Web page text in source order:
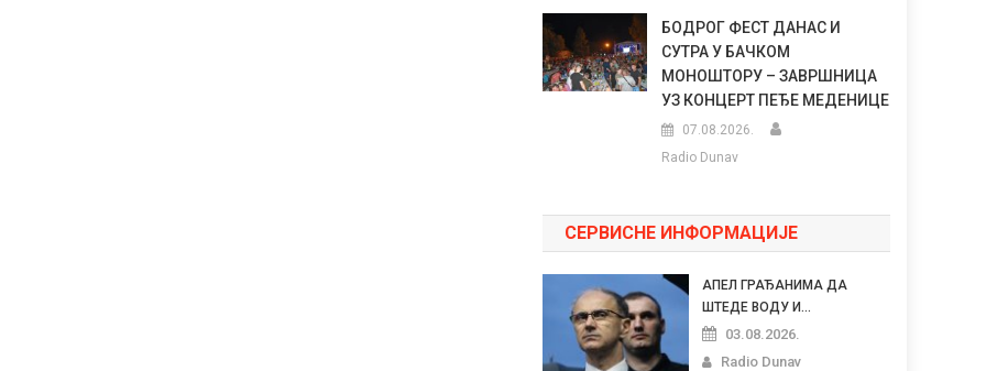
БОДРОГ ФЕСТ ДАНАС И
СУТРА У БАЧКОМ
МОНОШТОРУ – ЗАВРШНИЦА
УЗ КОНЦЕРТ ПЕЂЕ МЕДЕНИЦЕ
07.08.2026.
Radio Dunav
СЕРВИСНЕ ИНФОРМАЦИЈЕ
АПЕЛ ГРАЂАНИМА ДА
ШТЕДЕ ВОДУ И...
03.08.2026.
Radio Dunav